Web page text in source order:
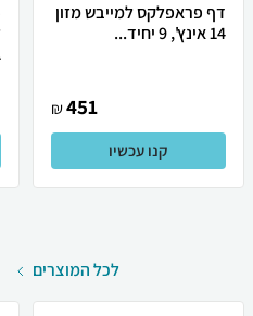
דף פראפלקס למייבש מזון
14 אינץ', 9 יחיד...
451
₪
קנו עכשיו
לכל המוצרים